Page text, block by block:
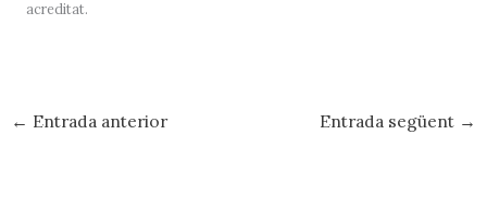
acreditat.
← Entrada anterior Entrada següent →